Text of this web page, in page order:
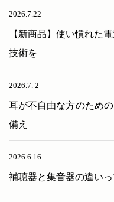
2026.7.22
【新商品】使い慣れた
技術を
2026.7. 2
耳が不自由な方のため
備え
2026.6.16
補聴器と集音器の違いっ